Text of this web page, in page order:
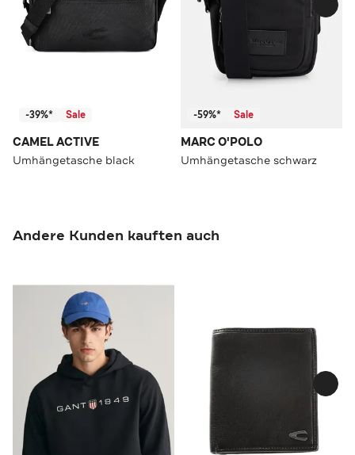
-39%* Sale
CAMEL ACTIVE
Umhängetasche black
-59%* Sale
MARC O'POLO
Umhängetasche schwarz
Andere Kunden kauften auch